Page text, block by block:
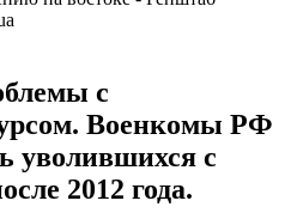
с
Военкомы РФ
уволившихся с
2012 года.